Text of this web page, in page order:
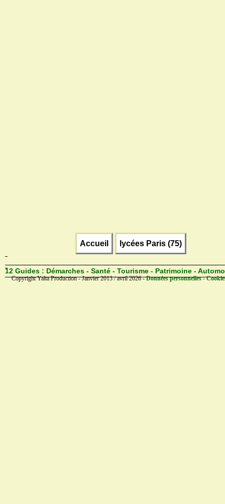
Accueil lycées Paris (75)
12 Guides : Démarches - Santé - Tourisme - Patrimoine -
Copyright Yalta Production - Janvier 2013 / avril 2026 -Données personnelles -